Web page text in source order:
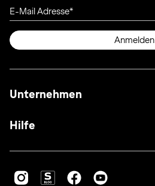
E-Mail Adresse
Anmelden
Unternehmen
Hilfe